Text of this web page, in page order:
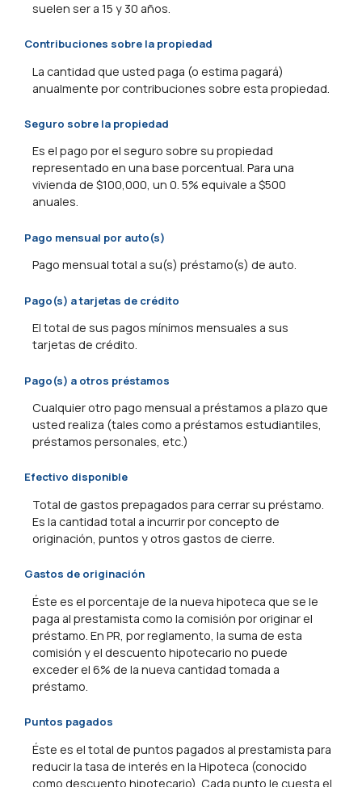
suelen ser a 15 y 30 años.
Contribuciones sobre la propiedad
La cantidad que usted paga (o estima pagará)
anualmente por contribuciones sobre esta propiedad.
Seguro sobre la propiedad
Es el pago por el seguro sobre su propiedad
representado en una base porcentual. Para una
vivienda de $100,000, un 0. 5% equivale a $500
anuales.
Pago mensual por auto(s)
Pago mensual total a su(s) préstamo(s) de auto.
Pago(s) a tarjetas de crédito
El total de sus pagos mínimos mensuales a sus
tarjetas de crédito.
Pago(s) a otros préstamos
Cualquier otro pago mensual a préstamos a plazo que
usted realiza (tales como a préstamos estudiantiles,
préstamos personales, etc.)
Efectivo disponible
Total de gastos prepagados para cerrar su préstamo.
Es la cantidad total a incurrir por concepto de
originación, puntos y otros gastos de cierre.
Gastos de originación
Éste es el porcentaje de la nueva hipoteca que se le
paga al prestamista como la comisión por originar el
préstamo. En PR, por reglamento, la suma de esta
comisión y el descuento hipotecario no puede
exceder el 6% de la nueva cantidad tomada a
préstamo.
Puntos pagados
Éste es el total de puntos pagados al prestamista para
reducir la tasa de interés en la Hipoteca (conocido
como descuento hipotecario). Cada punto le cuesta el